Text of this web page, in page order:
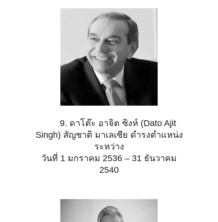
9. ดาโต๊ะ อาจิต ซิงห์ (Dato Ajit
Singh) สัญชาติ มาเลเซีย ดำรงตำแหน่ง
ระหว่าง
วันที่ 1 มกราคม 2536 – 31 ธันวาคม
2540